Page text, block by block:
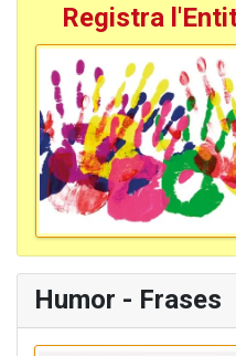
Registra
Humor - Frases